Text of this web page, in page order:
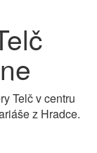
Telč v centru
z Hradce.